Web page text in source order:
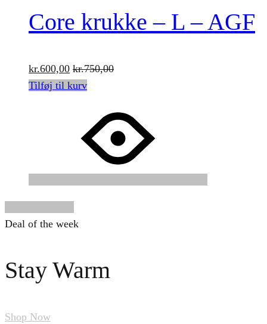
Core krukke – L – AGF
kr.600,00 kr.750,00
Tilføj til kurv
Deal of the week
Stay Warm
Shop Now